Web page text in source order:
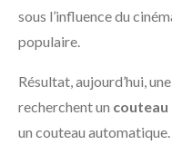
sous l’influence du
populaire.
Résultat, aujourd’hui,
recherchent un couteau
un couteau automatique.